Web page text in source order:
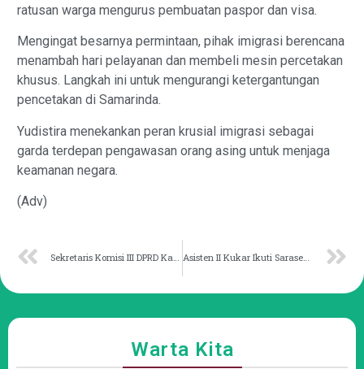
ratusan warga mengurus pembuatan paspor dan visa.
Mengingat besarnya permintaan, pihak imigrasi berencana
menambah hari pelayanan dan membeli mesin percetakan
khusus. Langkah ini untuk mengurangi ketergantungan
pencetakan di Samarinda.
Yudistira menekankan peran krusial imigrasi sebagai
garda terdepan pengawasan orang asing untuk menjaga
keamanan negara.
(Adv)
Sekretaris Komisi III DPRD Kaltim Desak Perbaikan Infrastruktur Paser Asisten II Kukar Ikuti Sarasehan Kebangsaan Perkokoh Ideologi Pancasila
Warta Kita